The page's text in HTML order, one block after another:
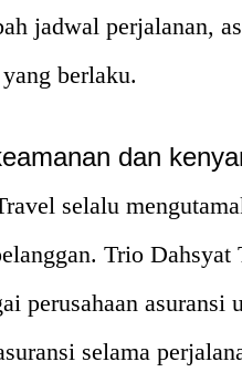
jadwal perjalanan,
berlaku.
dan
selalu
Trio Dahsyat
perusahaan asuransi
selama